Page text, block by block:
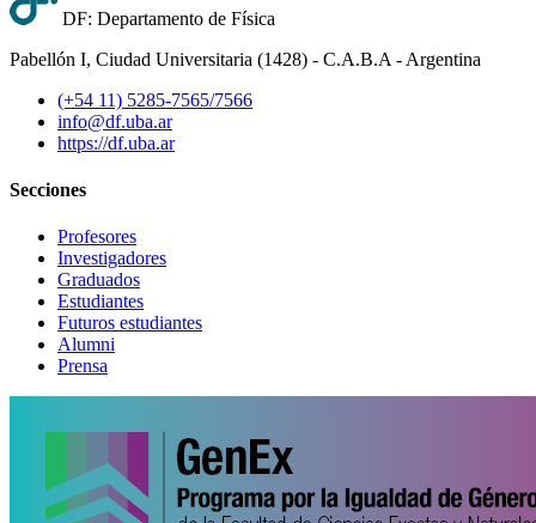
DF: Departamento de Física
Pabellón I, Ciudad Universitaria (1428) - C.A.B.A - Argentina
(+54 11) 5285-7565/7566
info@df.uba.ar
https://df.uba.ar
Secciones
Profesores
Investigadores
Graduados
Estudiantes
Futuros estudiantes
Alumni
Prensa